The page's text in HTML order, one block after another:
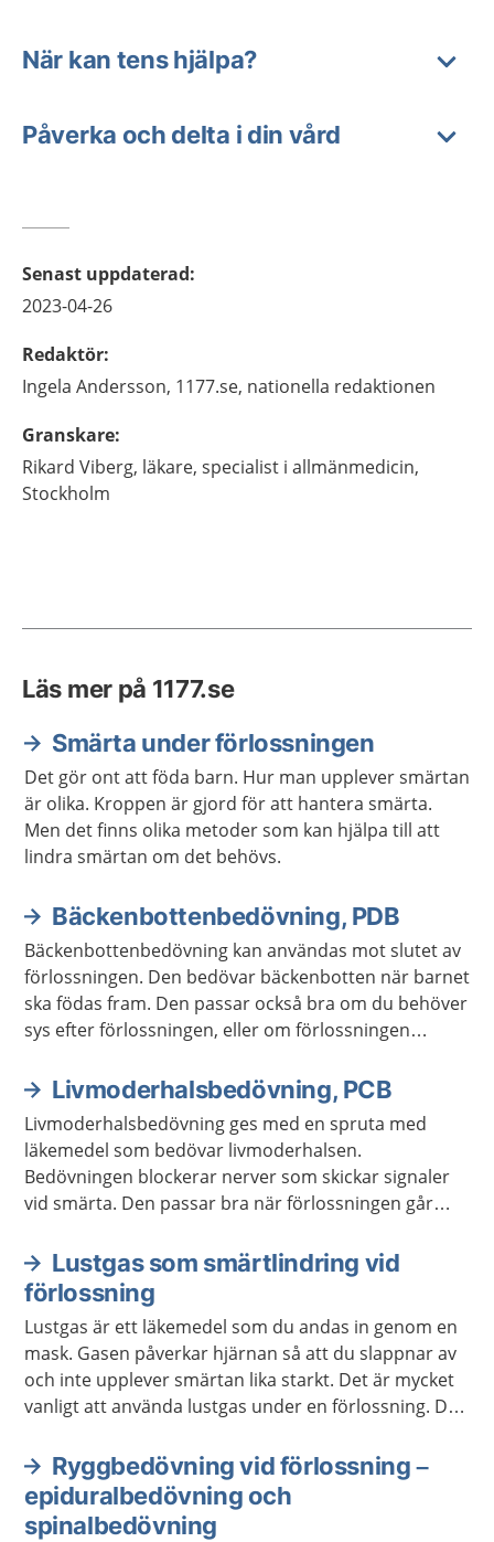
När kan tens hjälpa?
Påverka och delta i din vård
Senast uppdaterad:
2023-04-26
Redaktör:
Ingela Andersson, 1177.se, nationella redaktionen
Granskare:
Rikard Viberg, läkare, specialist i allmänmedicin,
Stockholm
Läs mer på 1177.se
Smärta under förlossningen
Det gör ont att föda barn. Hur man upplever smärtan
är olika. Kroppen är gjord för att hantera smärta.
Men det finns olika metoder som kan hjälpa till att
lindra smärtan om det behövs.
Bäckenbottenbedövning, PDB
Bäckenbottenbedövning kan användas mot slutet av
förlossningen. Den bedövar bäckenbotten när barnet
ska födas fram. Den passar också bra om du behöver
sys efter förlossningen, eller om förlossningen
Livmoderhalsbedövning, PCB
Livmoderhalsbedövning ges med en spruta med
läkemedel som bedövar livmoderhalsen.
Bedövningen blockerar nerver som skickar signaler
vid smärta. Den passar bra när förlossningen går
Lustgas som smärtlindring vid
förlossning
Lustgas är ett läkemedel som du andas in genom en
mask. Gasen påverkar hjärnan så att du slappnar av
och inte upplever smärtan lika starkt. Det är mycket
vanligt att använda lustgas under en förlossning. Det
tycker att metoden hjälper.
Ryggbedövning vid förlossning –
epiduralbedövning och
spinalbedövning